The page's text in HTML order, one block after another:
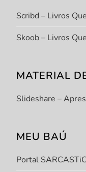
Scribd – Livros
Skoob – Livros
MATERIAL
Slideshare –
MEU BAÚ
Portal